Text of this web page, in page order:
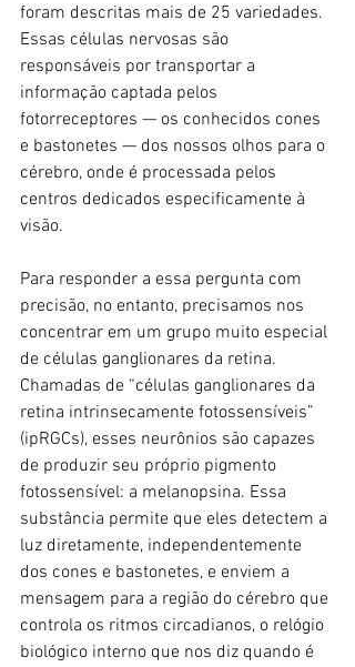
foram descritas mais de 25 variedades.
Essas células nervosas são
responsáveis ​​por transportar a
informação captada pelos
fotorreceptores — os conhecidos cones
e bastonetes — dos nossos olhos para o
cérebro, onde é processada pelos
centros dedicados especificamente à
visão.
Para responder a essa pergunta com
precisão, no entanto, precisamos nos
concentrar em um grupo muito especial
de células ganglionares da retina.
Chamadas de “células ganglionares da
retina intrinsecamente fotossensíveis”
(ipRGCs), esses neurônios são capazes
de produzir seu próprio pigmento
fotossensível: a melanopsina. Essa
substância permite que eles detectem a
luz diretamente, independentemente
dos cones e bastonetes, e enviem a
mensagem para a região do cérebro que
controla os ritmos circadianos, o relógio
biológico interno que nos diz quando é